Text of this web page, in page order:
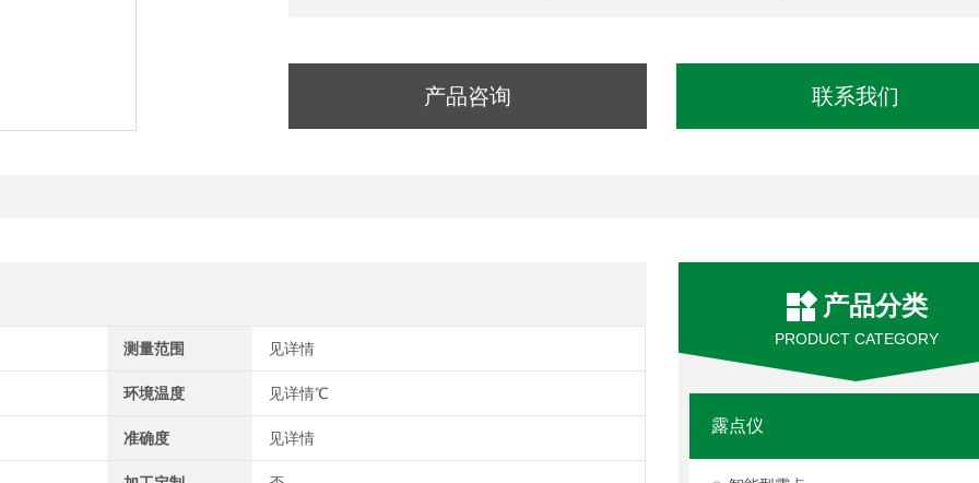
产品咨询 联系我们
产品分类
PRODUCT CATEGORY
露点仪
测量范围 见详情
环境温度 见详情℃
准确度 见详情